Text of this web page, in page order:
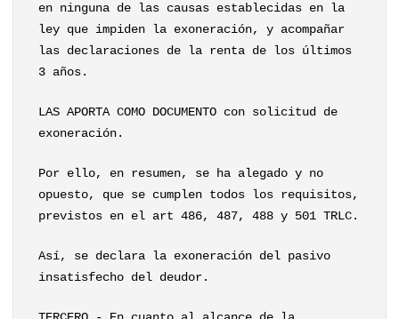
en ninguna de las causas establecidas en la
ley que impiden la exoneración, y acompañar
las declaraciones de la renta de los últimos
3 años.
LAS APORTA COMO DOCUMENTO con solicitud de
exoneración.
Por ello, en resumen, se ha alegado y no
opuesto, que se cumplen todos los requisitos,
previstos en el art 486, 487, 488 y 501 TRLC.
Así, se declara la exoneración del pasivo
insatisfecho del deudor.